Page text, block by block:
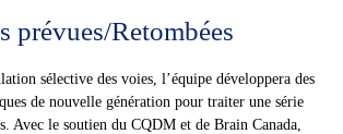
prévues/Retombées
sélective des voies, l’équipe développera des
de nouvelle génération pour traiter une série
Avec le soutien du CQDM et de Brain Canada,